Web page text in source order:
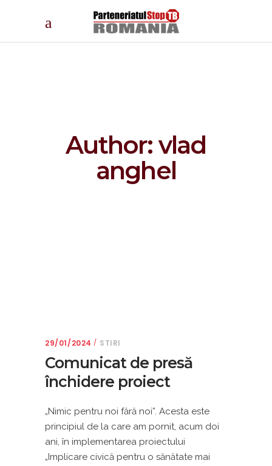
Author: vlad
anghel
29/01/2024 STIRI
Comunicat de presă
închidere proiect
„Nimic pentru noi fără noi”. Acesta este
principiul de la care am pornit, acum doi
ani, în implementarea proiectului
„Implicare civică pentru o sănătate mai